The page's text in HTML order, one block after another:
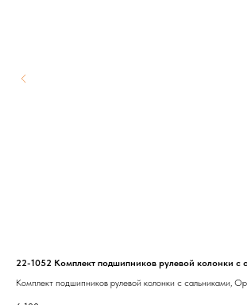
22-1052 Комплект подшипников рулевой колонки с
Комплект подшипников рулевой колонки с сальниками,